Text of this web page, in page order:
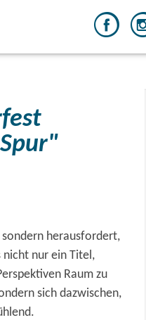
herausfordert,
nicht nur ein Titel,
Raum zu
sich dazwischen,